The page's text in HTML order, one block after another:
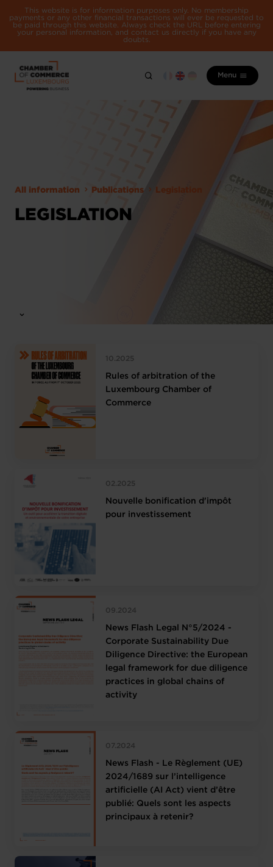
This website is for information purposes only. No membership
payments or any other financial transactions will ever be requested to
be paid through this website. Always check the URL before entering
your personal information, and contact us directly if you have any
doubts.
Menu
All information Publications Legislation
LEGISLATION
10.2025
Rules of arbitration of the
Luxembourg Chamber of
Commerce
02.2025
Nouvelle bonification d'impôt
pour investissement
09.2024
News Flash Legal N°5/2024 -
Corporate Sustainability Due
Diligence Directive: the European
legal framework for due diligence
practices in global chains of
activity
07.2024
News Flash - Le Règlement (UE)
2024/1689 sur l’intelligence
artificielle (AI Act) vient d’être
publié: Quels sont les aspects
principaux à retenir?